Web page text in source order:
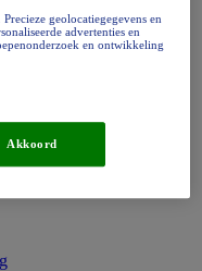
geolocatiegegevens en
advertenties en
en ontwikkeling
Akkoord